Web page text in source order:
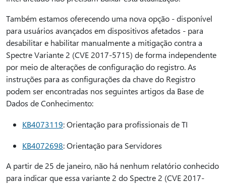
Também estamos oferecendo uma nova opção - disponível
para usuários avançados em dispositivos afetados - para
desabilitar e habilitar manualmente a mitigação contra a
Spectre Variante 2 (CVE 2017-5715) de forma independente
por meio de alterações de configuração do registro. As
instruções para as configurações da chave do Registro
podem ser encontradas nos seguintes artigos da Base de
Dados de Conhecimento:
KB4073119: Orientação para profissionais de TI
KB4072698: Orientação para Servidores
A partir de 25 de janeiro, não há nenhum relatório conhecido
para indicar que essa variante 2 do Spectre 2 (CVE 2017-